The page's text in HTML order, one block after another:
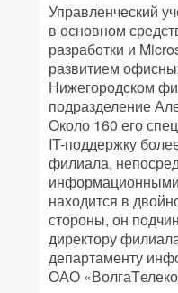
Управленческий
в основном
разработки и
развитием
Нижегородском
подразделение
Около 160 его
IT-поддержку
филиала,
находится в
стороны, он
директору
департаменту
ОАО